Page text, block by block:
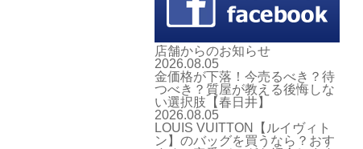
店舗からのお知らせ
2026.08.05
金価格が下落！今売るべき？待
つべき？質屋が教える後悔しな
い選択肢【春日井】
2026.08.05
LOUIS VUITTON【ルイヴィト
ン】のバッグを買うなら？おす